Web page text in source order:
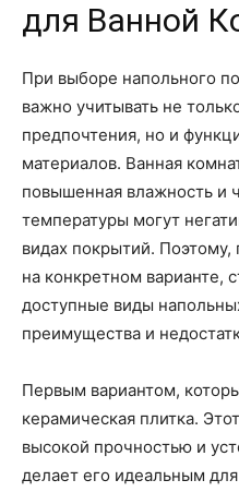
для Ванной
При выборе напольного
важно учитывать не
предпочтения, но и
материалов. Ванная
повышенная влажность и
температуры могут
видах покрытий.
на конкретном варианте,
доступные виды
преимущества и
Первым вариантом,
керамическая плитка.
высокой прочностью и
делает его идеальным